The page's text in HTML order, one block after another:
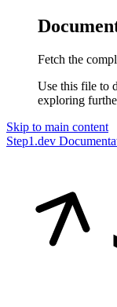
Fetch the
Use this file to
exploring
Skip to main content
Step1.dev